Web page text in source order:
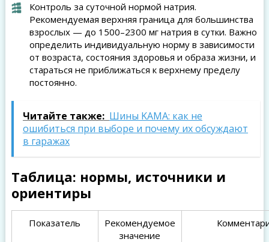
Контроль за суточной нормой натрия.
Рекомендуемая верхняя граница для большинства
взрослых — до 1500–2300 мг натрия в сутки. Важно
определить индивидуальную норму в зависимости
от возраста, состояния здоровья и образа жизни, и
стараться не приближаться к верхнему пределу
постоянно.
Читайте также: Шины KAMA: как не
ошибиться при выборе и почему их обсуждают
в гаражах
Таблица: нормы, источники и
ориентиры
Показатель
Рекомендуемое
значение